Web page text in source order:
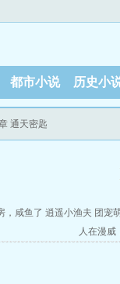
都市小说 历史小
通天密匙
，咸鱼了 逍遥小渔夫 团宠
人在漫威